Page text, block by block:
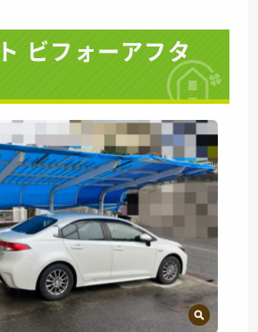
ビフォーアフタ